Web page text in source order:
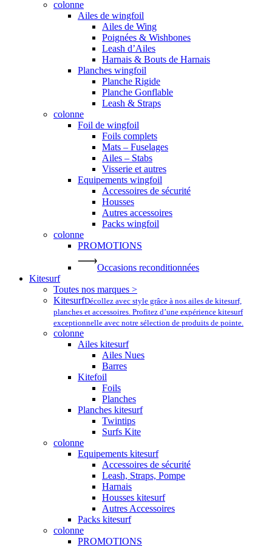
colonne
Ailes de wingfoil
Ailes de Wing
Poignées & Wishbones
Leash d’Ailes
Harnais & Bouts de Harnais
Planches wingfoil
Planche Rigide
Planche Gonflable
Leash & Straps
colonne
Foil de wingfoil
Foils complets
Mats – Fuselages
Ailes – Stabs
Visserie et autres
Equipements wingfoil
Accessoires de sécurité
Housses
Autres accessoires
Packs wingfoil
colonne
PROMOTIONS
Occasions reconditionnées
Kitesurf
Toutes nos marques >
KitesurfDécollez avec style grâce à nos ailes de kitesurf,
planches et accessoires. Profitez d’une expérience kitesurf
exceptionnelle avec notre sélection de produits de pointe.
colonne
Ailes kitesurf
Ailes Nues
Barres
Kitefoil
Foils
Planches
Planches kitesurf
Twintips
Surfs Kite
colonne
Equipements kitesurf
Accessoires de sécurité
Leash, Straps, Pompe
Harnais
Housses kitesurf
Autres Accessoires
Packs kitesurf
colonne
PROMOTIONS